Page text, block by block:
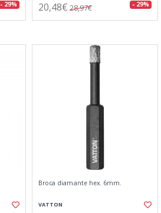
- 29% 20,48€ 28,97€ - 29%
Broca diamante hex. 6mm.
VATTON